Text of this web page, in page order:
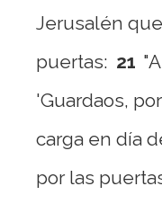
Jerusalén
puertas: 21
'Guardaos,
carga en día
por las